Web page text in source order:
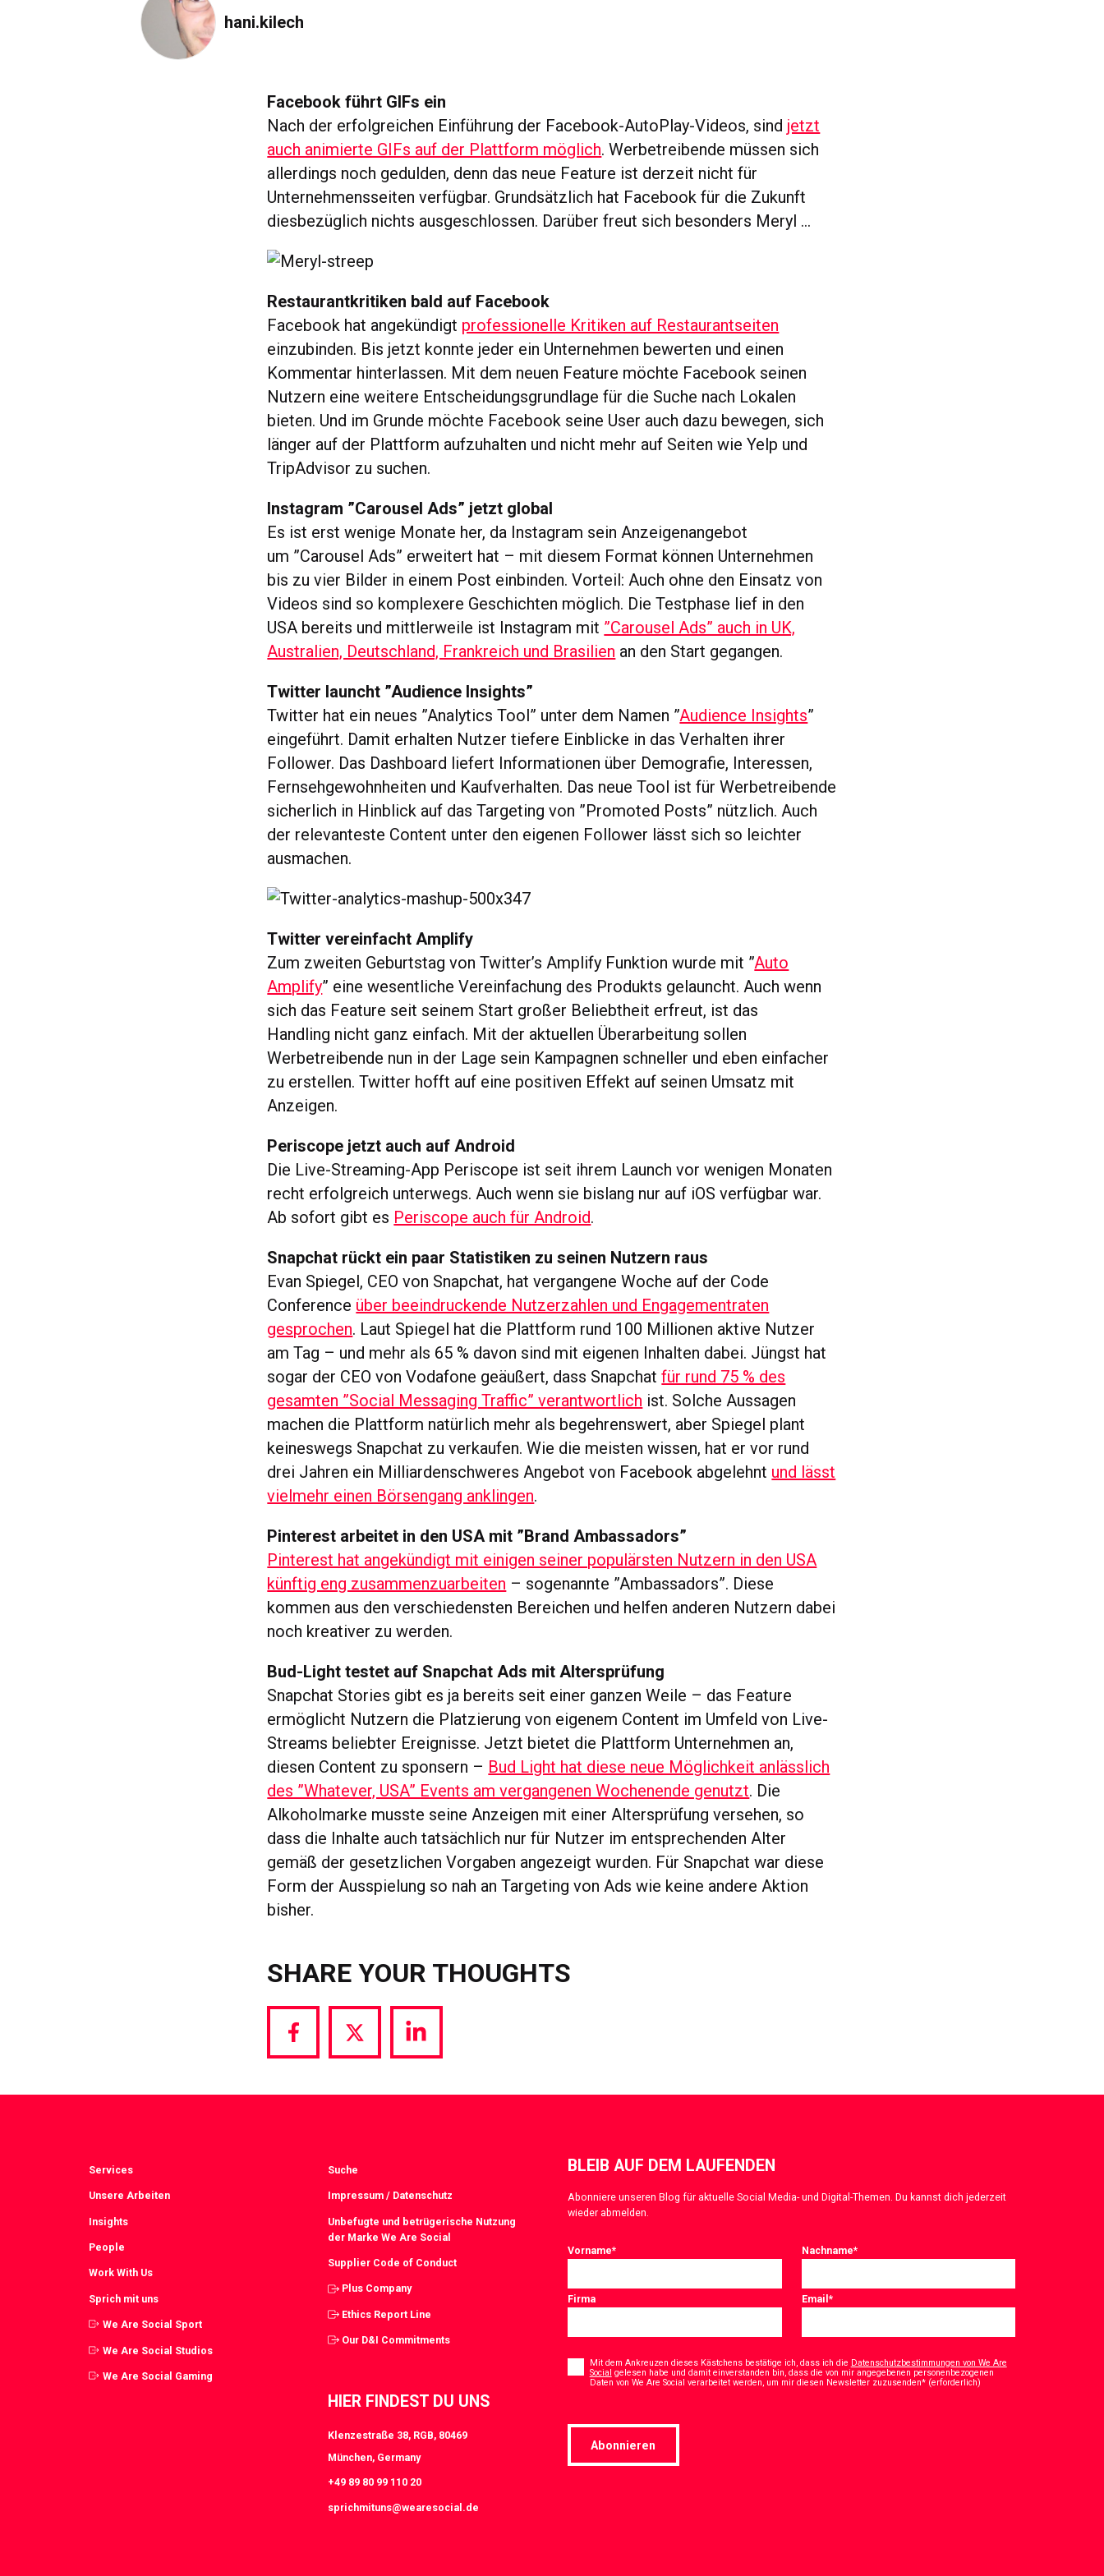
hani.kilech
Facebook führt GIFs ein
Nach der erfolgreichen Einführung der Facebook-AutoPlay-Videos, sind jetzt
auch animierte GIFs auf der Plattform möglich. Werbetreibende müssen sich
allerdings noch gedulden, denn das neue Feature ist derzeit nicht für
Unternehmensseiten verfügbar. Grundsätzlich hat Facebook für die Zukunft
diesbezüglich nichts ausgeschlossen. Darüber freut sich besonders Meryl …
Restaurantkritiken bald auf Facebook
Facebook hat angekündigt professionelle Kritiken auf Restaurantseiten
einzubinden. Bis jetzt konnte jeder ein Unternehmen bewerten und einen
Kommentar hinterlassen. Mit dem neuen Feature möchte Facebook seinen
Nutzern eine weitere Entscheidungsgrundlage für die Suche nach Lokalen
bieten. Und im Grunde möchte Facebook seine User auch dazu bewegen, sich
länger auf der Plattform aufzuhalten und nicht mehr auf Seiten wie Yelp und
TripAdvisor zu suchen.
Instagram ”Carousel Ads” jetzt global
Es ist erst wenige Monate her, da Instagram sein Anzeigenangebot
um ”Carousel Ads” erweitert hat – mit diesem Format können Unternehmen
bis zu vier Bilder in einem Post einbinden. Vorteil: Auch ohne den Einsatz von
Videos sind so komplexere Geschichten möglich. Die Testphase lief in den
USA bereits und mittlerweile ist Instagram mit ”Carousel Ads” auch in UK,
Australien, Deutschland, Frankreich und Brasilien an den Start gegangen.
Twitter launcht ”Audience Insights”
Twitter hat ein neues ”Analytics Tool” unter dem Namen ”Audience Insights”
eingeführt. Damit erhalten Nutzer tiefere Einblicke in das Verhalten ihrer
Follower. Das Dashboard liefert Informationen über Demografie, Interessen,
Fernsehgewohnheiten und Kaufverhalten. Das neue Tool ist für Werbetreibende
sicherlich in Hinblick auf das Targeting von ”Promoted Posts” nützlich. Auch
der relevanteste Content unter den eigenen Follower lässt sich so leichter
ausmachen.
Twitter vereinfacht Amplify
Zum zweiten Geburtstag von Twitter’s Amplify Funktion wurde mit ”Auto
Amplify” eine wesentliche Vereinfachung des Produkts gelauncht. Auch wenn
sich das Feature seit seinem Start großer Beliebtheit erfreut, ist das
Handling nicht ganz einfach. Mit der aktuellen Überarbeitung sollen
Werbetreibende nun in der Lage sein Kampagnen schneller und eben einfacher
zu erstellen. Twitter hofft auf eine positiven Effekt auf seinen Umsatz mit
Anzeigen.
Periscope jetzt auch auf Android
Die Live-Streaming-App Periscope ist seit ihrem Launch vor wenigen Monaten
recht erfolgreich unterwegs. Auch wenn sie bislang nur auf iOS verfügbar war.
Ab sofort gibt es Periscope auch für Android.
Snapchat rückt ein paar Statistiken zu seinen Nutzern raus
Evan Spiegel, CEO von Snapchat, hat vergangene Woche auf der Code
Conference über beeindruckende Nutzerzahlen und Engagementraten
gesprochen. Laut Spiegel hat die Plattform rund 100 Millionen aktive Nutzer
am Tag – und mehr als 65 % davon sind mit eigenen Inhalten dabei. Jüngst hat
sogar der CEO von Vodafone geäußert, dass Snapchatfür rund 75 % des
gesamten ”Social Messaging Traffic” verantwortlich ist. Solche Aussagen
machen die Plattform natürlich mehr als begehrenswert, aber Spiegel plant
keineswegs Snapchat zu verkaufen. Wie die meisten wissen, hat er vor rund
drei Jahren ein Milliardenschweres Angebot von Facebook abgelehnt und lässt
vielmehr einen Börsengang anklingen.
Pinterest arbeitet in den USA mit ”Brand Ambassadors”
Pinterest hat angekündigt mit einigen seiner populärsten Nutzern in den USA
künftig eng zusammenzuarbeiten – sogenannte ”Ambassadors”. Diese
kommen aus den verschiedensten Bereichen und helfen anderen Nutzern dabei
noch kreativer zu werden.
Bud-Light testet auf Snapchat Ads mit Altersprüfung
Snapchat Stories gibt es ja bereits seit einer ganzen Weile – das Feature
ermöglicht Nutzern die Platzierung von eigenem Content im Umfeld von Live-
Streams beliebter Ereignisse. Jetzt bietet die Plattform Unternehmen an,
diesen Content zu sponsern – Bud Light hat diese neue Möglichkeit anlässlich
des ”Whatever, USA” Events am vergangenen Wochenende genutzt. Die
Alkoholmarke musste seine Anzeigen mit einer Altersprüfung versehen, so
dass die Inhalte auch tatsächlich nur für Nutzer im entsprechenden Alter
gemäß der gesetzlichen Vorgaben angezeigt wurden. Für Snapchat war diese
Form der Ausspielung so nah an Targeting von Ads wie keine andere Aktion
bisher.
SHARE YOUR THOUGHTS
Share
Facebook
Share
Twitter
Share
LinkedIn
Services
Unsere Arbeiten
Insights
People
Work With Us
Sprich mit uns
We Are Social Sport
We Are Social Studios
We Are Social Gaming
Suche
Impressum / Datenschutz
Unbefugte und betrügerische Nutzung
der Marke We Are Social
Supplier Code of Conduct
Plus Company
Ethics Report Line
Our D&I Commitments
HIER FINDEST DU UNS
Klenzestraße 38, RGB, 80469
München, Germany
+49 89 80 99 110 20
sprichmituns@wearesocial.de
BLEIB AUF DEM LAUFENDEN
Abonniere unseren Blog für aktuelle Social Media- und Digital-Themen. Du kannst dich jederzeit
wieder abmelden.
Vorname* Nachname*
Firma Email*
* Mit dem Ankreuzen dieses Kästchens bestätige ich, dass ich die Datenschutzbestimmungen von We Are
Social gelesen habe und damit einverstanden bin, dass die von mir angegebenen personenbezogenen
Daten von We Are Social verarbeitet werden, um mir diesen Newsletter zuzusenden* (erforderlich)*
Abonnieren